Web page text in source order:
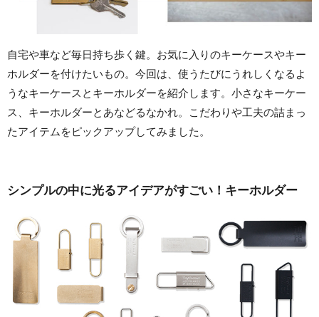
自宅や車など毎日持ち歩く鍵。お気に入りのキーケースやキー
ホルダーを付けたいもの。今回は、使うたびにうれしくなるよ
うなキーケースとキーホルダーを紹介します。小さなキーケー
ス、キーホルダーとあなどるなかれ。こだわりや工夫の詰まっ
たアイテムをピックアップしてみました。
シンプルの中に光るアイデアがすごい！キーホルダー